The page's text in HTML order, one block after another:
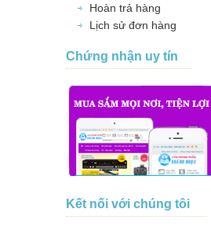
Hoàn trả hàng
Lịch sử đơn hàng
Chứng nhận uy tín
Kết nối với chúng tôi